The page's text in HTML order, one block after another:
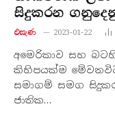
සිදුකරන
එසැණ 2023-01-22
අමෙරිකාව සහ
කිහිපයක්ම
සමාගම් සමග
ජාතික…